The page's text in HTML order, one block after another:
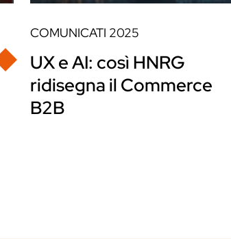
COMUNICATI 2025
UX e AI: così HNRG
ridisegna il Commerce
B2B